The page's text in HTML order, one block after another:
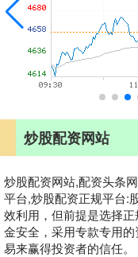
炒股配资网站
炒股配资网站,配资头条
平台,炒股配资正规平台:
效利用，但前提是选择
金安全，采用专款专用
易来赢得投资者的信任。